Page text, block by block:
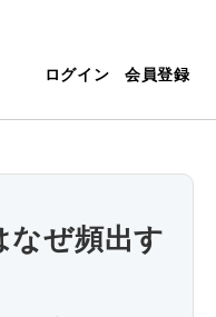
ログイン 会員登録
なぜ頻出す